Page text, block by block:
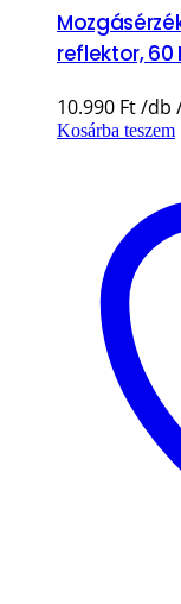
reflektor, 60
10.990 Ft
Kosárba teszem